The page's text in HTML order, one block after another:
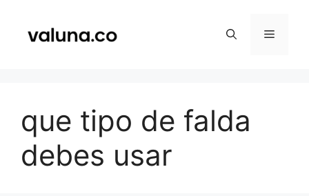
contenido
Menú
que tipo de falda
debes usar